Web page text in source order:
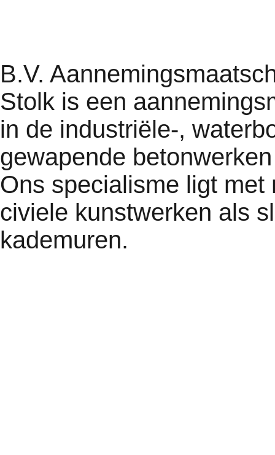
B.V.
Stolk is een
in de industriële-,
gewapende
Ons specialisme ligt
civiele kunstwerken als
kademuren.